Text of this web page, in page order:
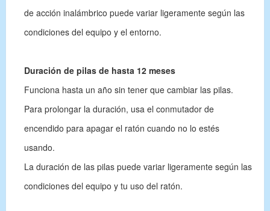
de acción inalámbrico puede variar ligeramente según las
condiciones del equipo y el entorno.
Duración de pilas de hasta 12 meses
Funciona hasta un año sin tener que cambiar las pilas.
Para prolongar la duración, usa el conmutador de
encendido para apagar el ratón cuando no lo estés
usando.
La duración de las pilas puede variar ligeramente según las
condiciones del equipo y tu uso del ratón.